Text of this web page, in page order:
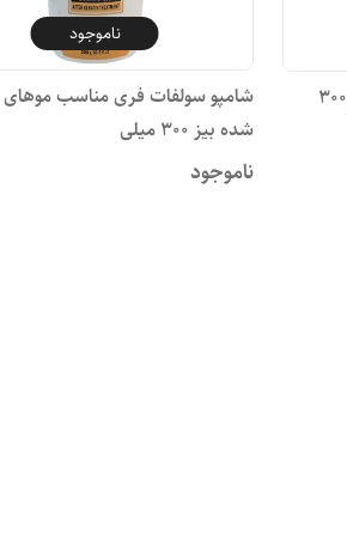
شامپو بدن حاوی روغن های گیاهی ۳۰۰
ناموجود
شامپو سولفات فری مناسب موهای
شده بیز ۳۰۰ میلی
ناموجود